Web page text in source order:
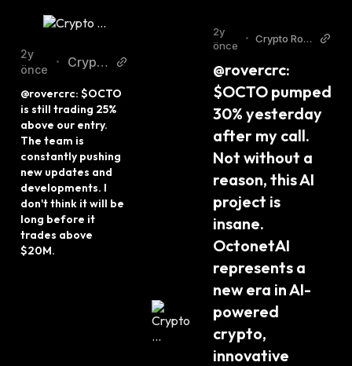
2y
önce
•
Crypto
Twitter
@rovercrc: $OCTO
is still trading 25%
above our entry.
The team is
constantly pushing
new updates and
developments. I
don't think it will be
long before it
trades above
$20M.
2y
önce
• Crypto Rov
@rovercrc:
$OCTO pumped
30% yesterday
after my call.
Not without a
reason, this AI
project is
insane.
OctonetAI
represents a
new era in AI-
powered
crypto,
innovative